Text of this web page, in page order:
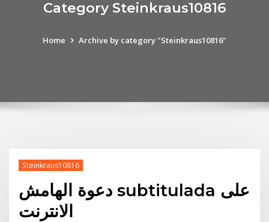
Category Steinkraus10816
Home Archive by category "Steinkraus10816"
Steinkraus10816
دعوة الهامش subtitulada على
الانترنت